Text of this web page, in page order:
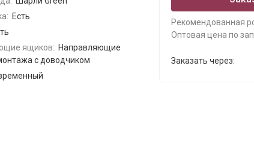
Есть
ящиков: Направляющие
с доводчиком
Рекомендованная
Оптовая цена по
Заказать через: